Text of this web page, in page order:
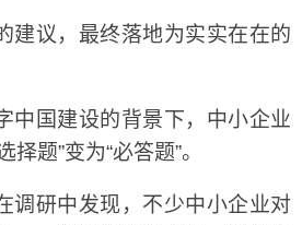
议，最终落地为实实在在的
国建设的背景下，中小企业
题”变为“必答题”。
研中发现，不少中小企业对